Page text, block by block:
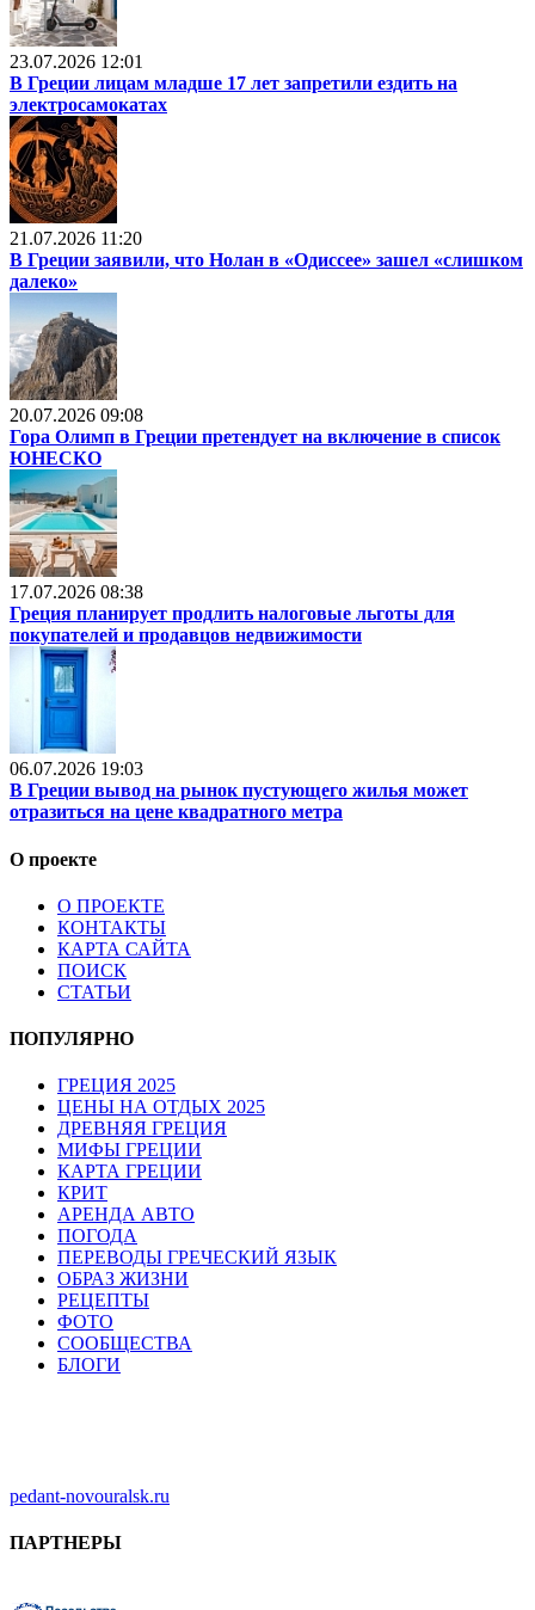
23.07.2026 12:01
В Греции лицам младше 17 лет запретили ездить на
электросамокатах
21.07.2026 11:20
В Греции заявили, что Нолан в «Одиссее» зашел «слишком
далеко»
20.07.2026 09:08
Гора Олимп в Греции претендует на включение в список
ЮНЕСКО
17.07.2026 08:38
Греция планирует продлить налоговые льготы для
покупателей и продавцов недвижимости
06.07.2026 19:03
В Греции вывод на рынок пустующего жилья может
отразиться на цене квадратного метра
О проекте
О ПРОЕКТЕ
КОНТАКТЫ
КАРТА САЙТА
ПОИСК
СТАТЬИ
ПОПУЛЯРНО
ГРЕЦИЯ 2025
ЦЕНЫ НА ОТДЫХ 2025
ДРЕВНЯЯ ГРЕЦИЯ
МИФЫ ГРЕЦИИ
КАРТА ГРЕЦИИ
КРИТ
АРЕНДА АВТО
ПОГОДА
ПЕРЕВОДЫ ГРЕЧЕСКИЙ ЯЗЫК
ОБРАЗ ЖИЗНИ
РЕЦЕПТЫ
ФОТО
СООБЩЕСТВА
БЛОГИ
pedant-novouralsk.ru
ПАРТНЕРЫ